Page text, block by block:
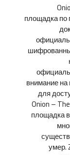
площадка
внимание
для
Onion –
площадка
умер.